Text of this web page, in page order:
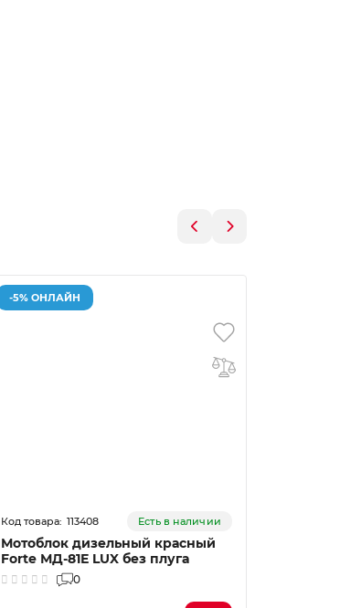
-5% ОНЛАЙН
113408 Есть в наличии
Мотоблок дизельный красный
Forte МД-81Е LUX без плуга
0